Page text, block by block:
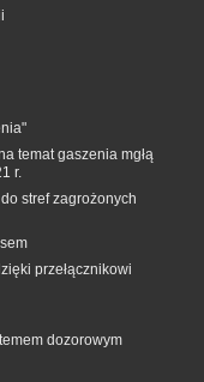
temat gaszenia mgłą
r.
stref zagrożonych
przełącznikowi
dozorowym